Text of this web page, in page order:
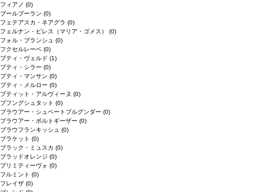
フィアノ (0)
ブールブーラン (0)
フェテアスカ・ネアグラ (0)
フェルナン・ピレス（マリア・ゴメス） (0)
フォル・ブランシュ (0)
フクセルレーベ (0)
プティ・ヴェルド (1)
プティ・シラー (0)
プティ・マンサン (0)
プティ・メルロー (0)
プティット・アルヴィーヌ (0)
プフングシュタット (0)
ブラウアー・シュペートブルグンダー (0)
ブラウアー・ポルトギーザー (0)
ブラウフランキッシュ (0)
ブラケット (0)
ブラック・ミュスカ (0)
ブラッドオレンジ (0)
プリミティーヴォ (0)
フルミント (0)
フレイザ (0)